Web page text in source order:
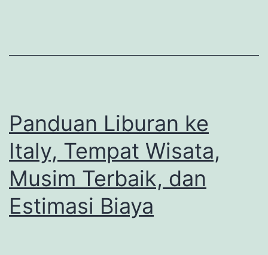
Mendunia
Panduan Liburan ke
Italy, Tempat Wisata,
Musim Terbaik, dan
Estimasi Biaya